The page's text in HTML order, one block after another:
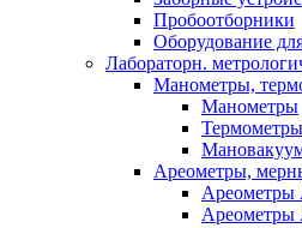
Пробоотборники
Оборудование
Лабораторн.
Манометры,
Манометры
Термометры
Ареометры,